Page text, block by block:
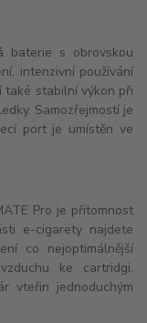
baterie s obrovskou
intenzivní používání
také stabilní výkon při
Samozřejmostí je
port je umístěn ve
Pro je přítomnost
e-cigarety najdete
co nejoptimálnější
ke cartridgi.
vteřin jednoduchým